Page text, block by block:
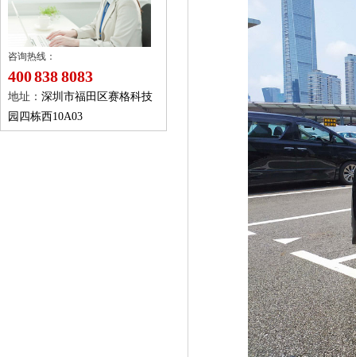
咨询热线：
400 838 8083
地址： 深圳市福田区赛格科技
园四栋西10A03